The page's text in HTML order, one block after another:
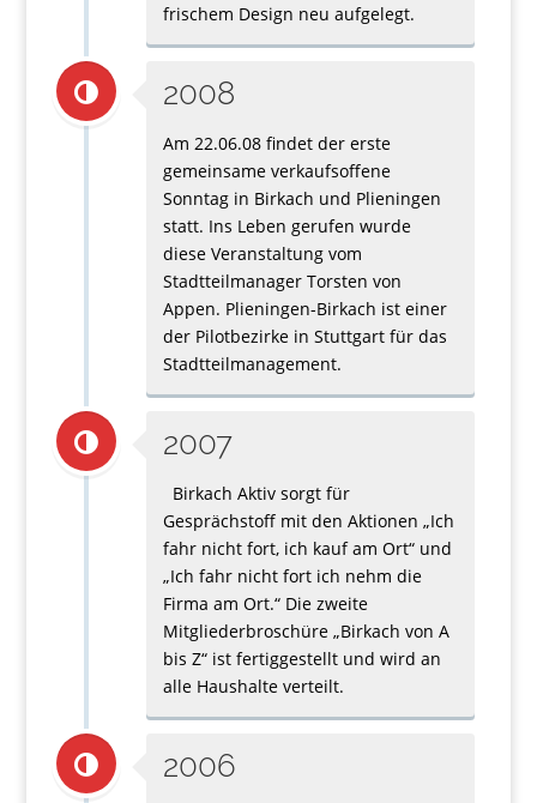
frischem Design neu aufgelegt.
2008
Am 22.06.08 findet der erste
gemeinsame verkaufsoffene
Sonntag in Birkach und Plieningen
statt. Ins Leben gerufen wurde
diese Veranstaltung vom
Stadtteilmanager Torsten von
Appen. Plieningen-Birkach ist einer
der Pilotbezirke in Stuttgart für das
Stadtteilmanagement.
2007
Birkach Aktiv sorgt für
Gesprächstoff mit den Aktionen „Ich
fahr nicht fort, ich kauf am Ort“ und
„Ich fahr nicht fort ich nehm die
Firma am Ort.“ Die zweite
Mitgliederbroschüre „Birkach von A
bis Z“ ist fertiggestellt und wird an
alle Haushalte verteilt.
2006